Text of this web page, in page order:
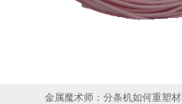
金属魔术师：分条机如何重塑